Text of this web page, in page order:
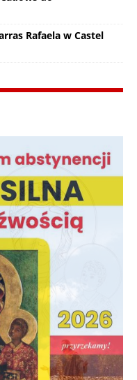
Rafaela w Castel